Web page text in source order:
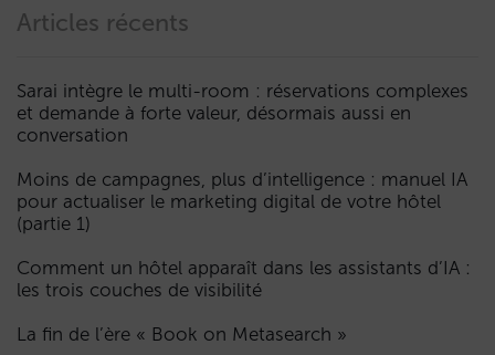
Articles récents
Sarai intègre le multi-room : réservations complexes
et demande à forte valeur, désormais aussi en
conversation
Moins de campagnes, plus d’intelligence : manuel IA
pour actualiser le marketing digital de votre hôtel
(partie 1)
Comment un hôtel apparaît dans les assistants d’IA :
les trois couches de visibilité
La fin de l’ère « Book on Metasearch »